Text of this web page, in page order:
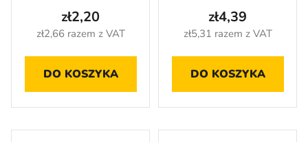
zł2,66 razem z VAT
zł2,20
DO KOSZYKA
zł5,31 razem z VAT
zł4,39
DO KOSZYKA